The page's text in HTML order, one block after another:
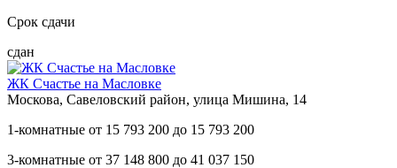
Срок сдачи
сдан
ЖК Счастье на Масловке
Москова, Савеловский район, улица Мишина, 14
1-комнатные от 15 793 200 до 15 793 200
3-комнатные от 37 148 800 до 41 037 150